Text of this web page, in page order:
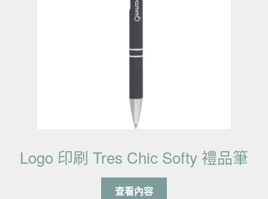
Logo 印刷 Tres Chic Softy 禮品筆
查看內容